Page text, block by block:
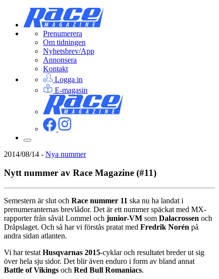
Prenumerera
Om tidningen
Nyhetsbrev/App
Annonsera
Kontakt
Logga in
E-magasin
2014/08/14 - Nya nummer
Nytt nummer av Race Magazine (#11)
Semestern är slut och Race nummer 11 ska nu ha landat i
prenumeranternas brevlådor. Det är ett nummer späckat med MX-
rapporter från såväl Lommel och junior-VM som Dalacrossen och
Dråpslaget. Och så har vi förstås pratat med Fredrik Norén på
andra sidan atlanten.
Vi har testat Husqvarnas 2015-cyklar och resultatet breder ut sig
över hela sju sidor. Det blir även enduro i form av bland annat
Battle of Vikings och Red Bull Romaniacs.